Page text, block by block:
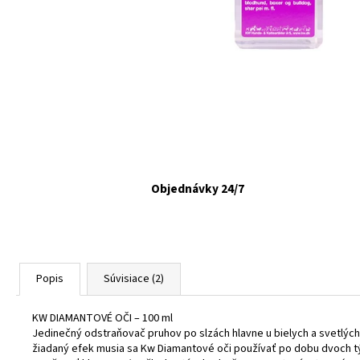
Objednávky 24/7
Popis Súvisiace (2)
KW DIAMANTOVÉ OČI – 100 ml
Jedinečný odstraňovač pruhov po slzách hlavne u bielych a
žiadaný efek musia sa Kw Diamantové oči používať po dobu